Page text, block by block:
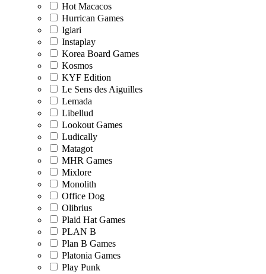
Hot Macacos
Hurrican Games
Igiari
Instaplay
Korea Board Games
Kosmos
KYF Edition
Le Sens des Aiguilles
Lemada
Libellud
Lookout Games
Ludically
Matagot
MHR Games
Mixlore
Monolith
Office Dog
Olibrius
Plaid Hat Games
PLAN B
Plan B Games
Platonia Games
Play Punk